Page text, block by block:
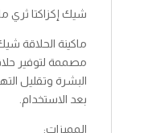
شيك إكزاكتا ثري
ماكينة الحلاقة
مصممة لتوفير
البشرة وتقليل
بعد الاستخدام.
المميزات: